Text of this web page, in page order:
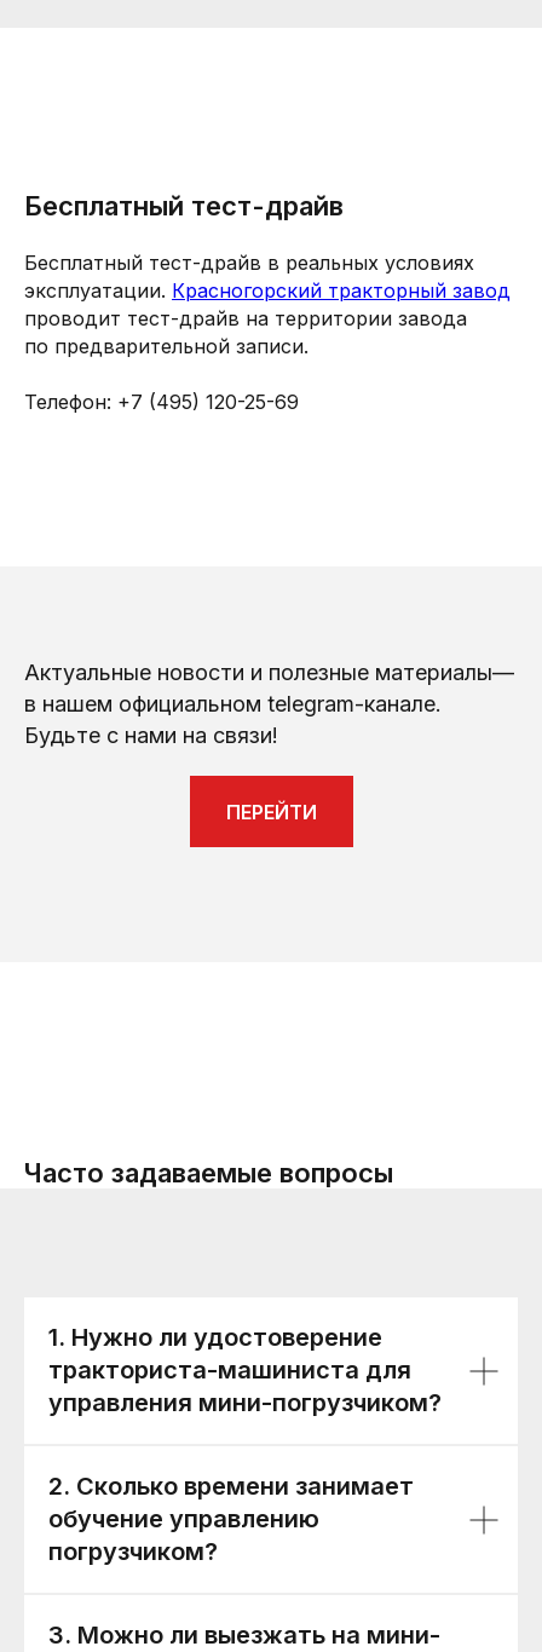
Бесплатный тест-драйв
Бесплатный тест-драйв в реальных условиях
эксплуатации. Красногорский тракторный завод
проводит тест-драйв на территории завода
по предварительной записи.
Телефон: +7 (495) 120-25-69
Актуальные новости и полезные материалы—
в нашем официальном telegram-канале.
Будьте с нами на связи!
ПЕРЕЙТИ
Часто задаваемые вопросы
1. Нужно ли удостоверение
тракториста-машиниста для
управления мини-погрузчиком?
2. Сколько времени занимает
обучение управлению
погрузчиком?
3. Можно ли выезжать на мини-